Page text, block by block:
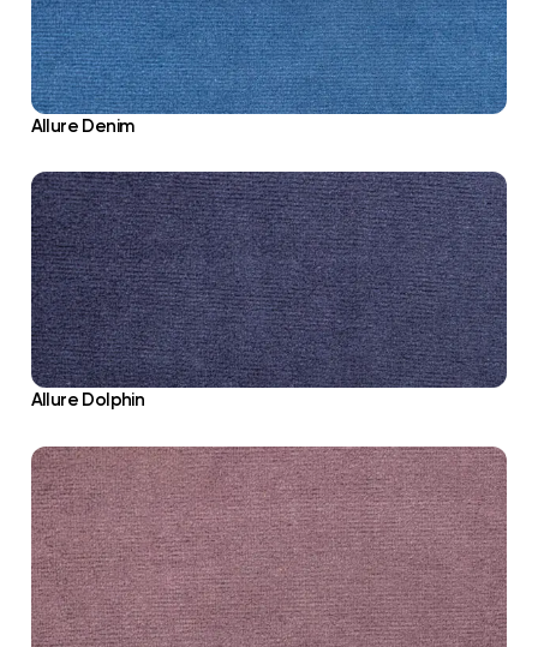
Allure Denim
Allure Dolphin